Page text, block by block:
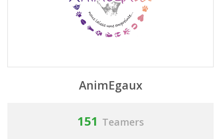
AnimEgaux
151 Teamers